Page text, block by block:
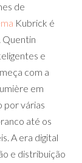
de
Kubrick é
Quentin
e
com a
em
por várias
até os
A era digital
e distribuição